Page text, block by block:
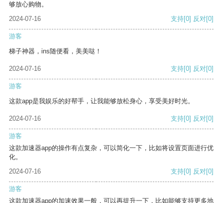
够放心购物。
2024-07-16
支持[0] 反对[0]
游客
梯子神器，ins随便看，美美哒！
2024-07-16 支持[0] 反对[0]
游客
这款app是我娱乐的好帮手，让我能够放松身心，享受美好时光。
2024-07-16 支持[0] 反对[0]
游客
这款加速器app的操作有点复杂，可以简化一下，比如将设置页面进行优
化。
2024-07-16
支持[0] 反对[0]
游客
这款加速器app的加速效果一般，可以再提升一下，比如能够支持更多地